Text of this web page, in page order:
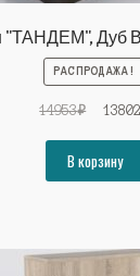
"ТАНДЕМ", Дуб
РАСПРОДАЖА!
14953₽ 13802
В корзину